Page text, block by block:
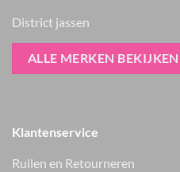
District jassen
ALLE MERKEN BEKIJKEN
Klantenservice
Ruilen en Retourneren